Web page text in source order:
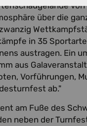
über die
in 35
austragen. Ein
aus
Vorführungen,
ab."
am Fuße des
neben der